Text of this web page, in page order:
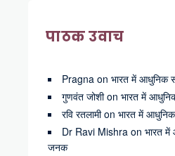
पाठक उवाच
Pragna on भारत में आधुनिक
गुणवंत जोशीon भारत में
रवि रतलामीon भारत में
Dr Ravi Mishra on भारत में
जनक